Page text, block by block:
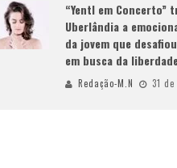
“Yentl em Concerto”
Uberlândia a
da jovem que
em busca da
Redação-M.N 31